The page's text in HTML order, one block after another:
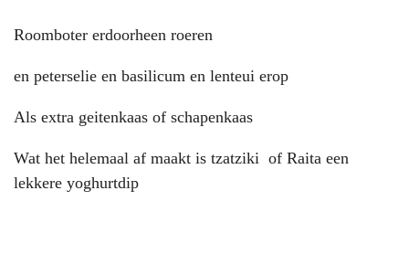
Roomboter erdoorheen roeren
en peterselie en basilicum en lenteui erop
Als extra geitenkaas of schapenkaas
Wat het helemaal af maakt is tzatziki of Raita een
lekkere yoghurtdip